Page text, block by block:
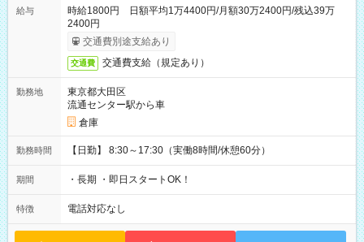
給与
時給1800円 日額平均1万4400円/月額30万2400円/残込39万
2400円
交通費別途支給あり
交通費 交通費支給（規定あり）
勤務地
東京都大田区
流通センター駅から車
倉庫
勤務時間 【日勤】 8:30～17:30（実働8時間/休憩60分）
期間 ・長期 ・即日スタートOK！
特徴 電話対応なし